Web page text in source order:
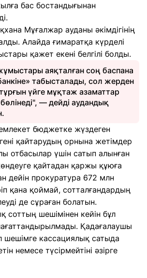
бас бостандығынан
Мұғалжар ауданы әкімдігінің
Алайда ғимаратқа күрделі
қажет екені белгілі болды.
аяқталған соң баспана
табысталады, сол жерден
үйге мұқтаж азаматтар
— дейді аудандық
бюджетке жүздеген
қайтарудың орнына жетімдер
отбасылар үшін сатып алынған
қайтадан қаржы құюға
дейін прокуратура 672 млн
қана қоймай, сотталғандардың
де сұраған болатын.
соттың шешімінен кейін бұл
Қадағалаушы
шешімге кассациялық сатыда
немесе түсірмейтіні әзірге